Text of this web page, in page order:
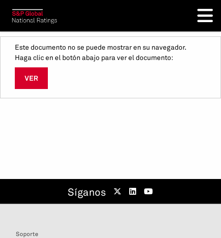
Este documento no se puede mostrar en su navegador.
Haga clic en el botón abajo para ver el documento:
VER
Síganos
Soporte